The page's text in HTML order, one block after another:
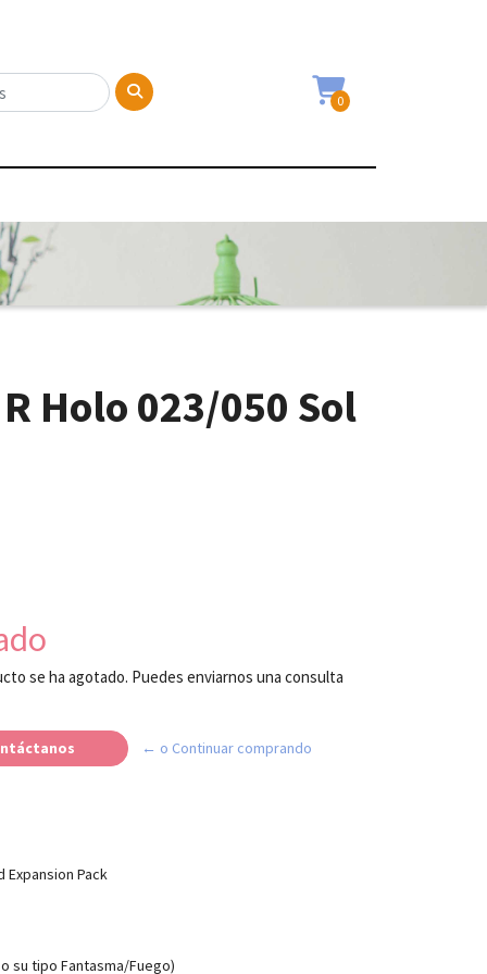
0
Holo 023/050 Sol
se ha agotado. Puedes enviarnos una consulta
← o Continuar comprando
Expansion Pack
su tipo Fantasma/Fuego)